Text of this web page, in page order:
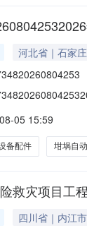
河北省｜石家
）/036-15502-
05 15:59
备配件 坩埚自
救灾项目工
四川省｜内江